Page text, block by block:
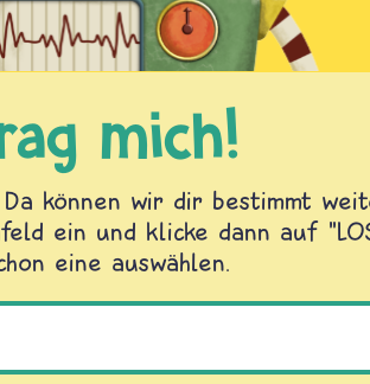
mich!
können wir dir bestimmt
ein und klicke dann auf
eine auswählen.